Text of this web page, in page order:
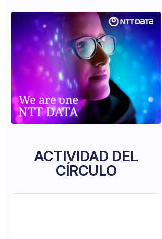
ACTIVIDAD DEL
CÍRCULO